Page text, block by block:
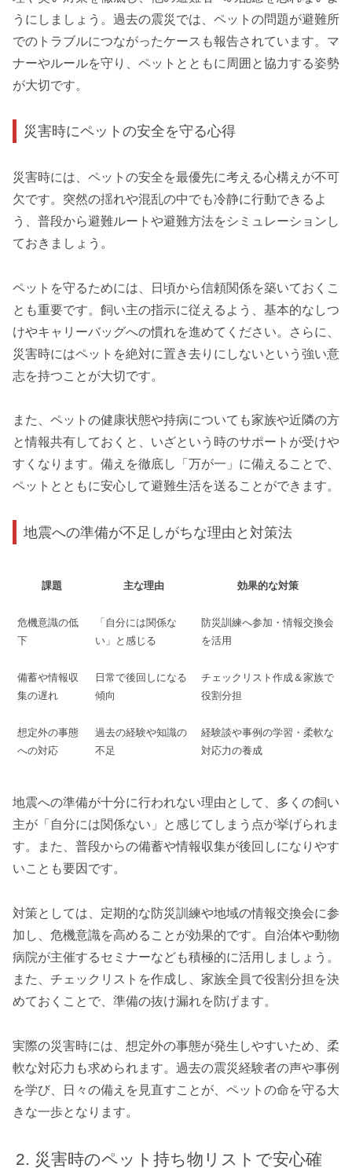
うにしましょう。過去の震災では、ペットの問題が避難所
でのトラブルにつながったケースも報告されています。マ
ナーやルールを守り、ペットとともに周囲と協力する姿勢
が大切です。
災害時にペットの安全を守る心得
災害時には、ペットの安全を最優先に考える心構えが不可
欠です。突然の揺れや混乱の中でも冷静に行動できるよ
う、普段から避難ルートや避難方法をシミュレーションし
ておきましょう。
ペットを守るためには、日頃から信頼関係を築いておくこ
とも重要です。飼い主の指示に従えるよう、基本的なしつ
けやキャリーバッグへの慣れを進めてください。さらに、
災害時にはペットを絶対に置き去りにしないという強い意
志を持つことが大切です。
また、ペットの健康状態や持病についても家族や近隣の方
と情報共有しておくと、いざという時のサポートが受けや
すくなります。備えを徹底し「万が一」に備えることで、
ペットとともに安心して避難生活を送ることができます。
地震への準備が不足しがちな理由と対策法
課題 主な理由 効果的な対策
危機意識の低
下
「自分には関係な
い」と感じる
防災訓練へ参加・情報交換会
を活用
備蓄や情報収
集の遅れ
日常で後回しになる
傾向
チェックリスト作成＆家族で
役割分担
想定外の事態
への対応
過去の経験や知識の
不足
経験談や事例の学習・柔軟な
対応力の養成
地震への準備が十分に行われない理由として、多くの飼い
主が「自分には関係ない」と感じてしまう点が挙げられま
す。また、普段からの備蓄や情報収集が後回しになりやす
いことも要因です。
対策としては、定期的な防災訓練や地域の情報交換会に参
加し、危機意識を高めることが効果的です。自治体や動物
病院が主催するセミナーなども積極的に活用しましょう。
また、チェックリストを作成し、家族全員で役割分担を決
めておくことで、準備の抜け漏れを防げます。
実際の災害時には、想定外の事態が発生しやすいため、柔
軟な対応力も求められます。過去の震災経験者の声や事例
を学び、日々の備えを見直すことが、ペットの命を守る大
きな一歩となります。
災害時のペット持ち物リストで安心確